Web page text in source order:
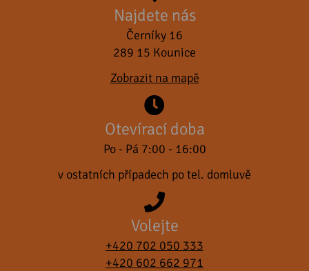
Najdete nás
Černíky 16
289 15 Kounice
Zobrazit na mapě
Otevírací doba
Po - Pá 7:00 - 16:00
v ostatních případech po tel. domluvě
Volejte
+420 702 050 333
+420 602 662 971